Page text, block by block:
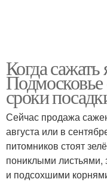
Когда
сроки
Сейчас продажа
августа или в
питомников стоят
пониклыми
и подсохшими